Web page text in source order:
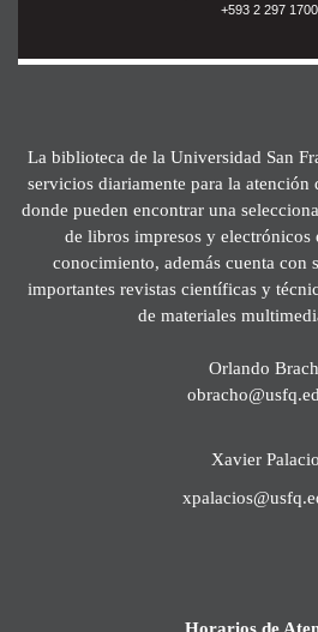
+593 2 297 1700
La biblioteca de la Universidad San
servicios diariamente para la atención
donde pueden encontrar una
de libros impresos y electrónicos
conocimiento, además cuenta con
importantes revistas científicas y
de materiales
Orlando
Xavier
Horarios de